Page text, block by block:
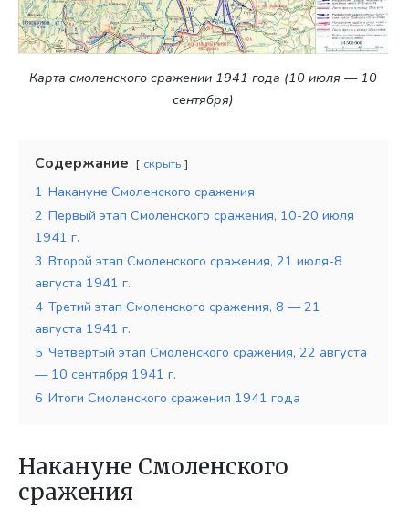
Карта смоленского сражении 1941 года (10 июля — 10
сентября)
Содержание скрыть
1 Накануне Смоленского сражения
2 Первый этап Смоленского сражения, 10-20 июля
1941 г.
3 Второй этап Смоленского сражения, 21 июля-8
августа 1941 г.
4 Третий этап Смоленского сражения, 8 — 21
августа 1941 г.
5 Четвертый этап Смоленского сражения, 22 августа
— 10 сентября 1941 г.
6 Итоги Смоленского сражения 1941 года
Накануне Смоленского
сражения